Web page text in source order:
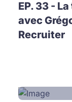
EP. 33 -
avec
Recruiter